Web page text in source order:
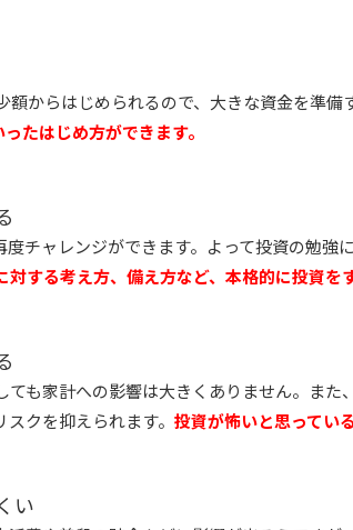
額からはじめられるので、大きな資金を準備
たはじめ方ができます。
チャレンジができます。よって投資の勉強
する考え方、備え方など、本格的に投資を
ても家計への影響は大きくありません。ま
クを抑えられます。 投資が怖いと思ってい
い